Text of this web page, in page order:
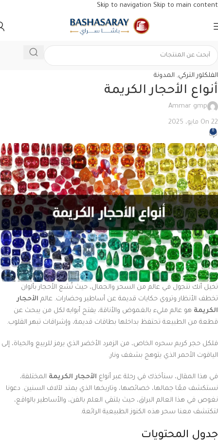
Skip to navigation Skip to main content
الفلكلور التركي, المدونة
أنواع الأحجار الكريمة
Ammar gmp
On 22 مايو، 2025
8
تخيل أنك تتجول في عالم من السحر والجمال، حيث تُشع الأحجار بألوان
تخطف الأنظار وتروي حكايات قديمة عن أساطير وحضارات. عالم الأحجار
الكريمة هو عالم مليء بالغموض والأناقة، يفتح أبوابه لكل من يبحث عن
قطعة من الطبيعة تحتفظ بداخلها بطاقات قديمة، وإشراقات تبهر القلوب.
فلكل حجر كريم سحره الخاص، من الزمرد الأخضر الذي يرمز للربيع والحياة، إلى
الياقوت الأحمر الذي يتوهج بشغف ونار.
في هذا المقال، سنأخذك في رحلة عبر أنواع الأحجار الكريمة المختلفة،
نستكشف معًا جمالها، خصائصها، وتاريخها الذي يمتد لآلاف السنين. دعونا
نغوص في هذا العالم البراق، حيث يلتقي العلم بالفن، والأساطير بالواقع،
لتكتشف معنا سحر هذه الكنوز الطبيعية الرائعة.
جدول المحتويات